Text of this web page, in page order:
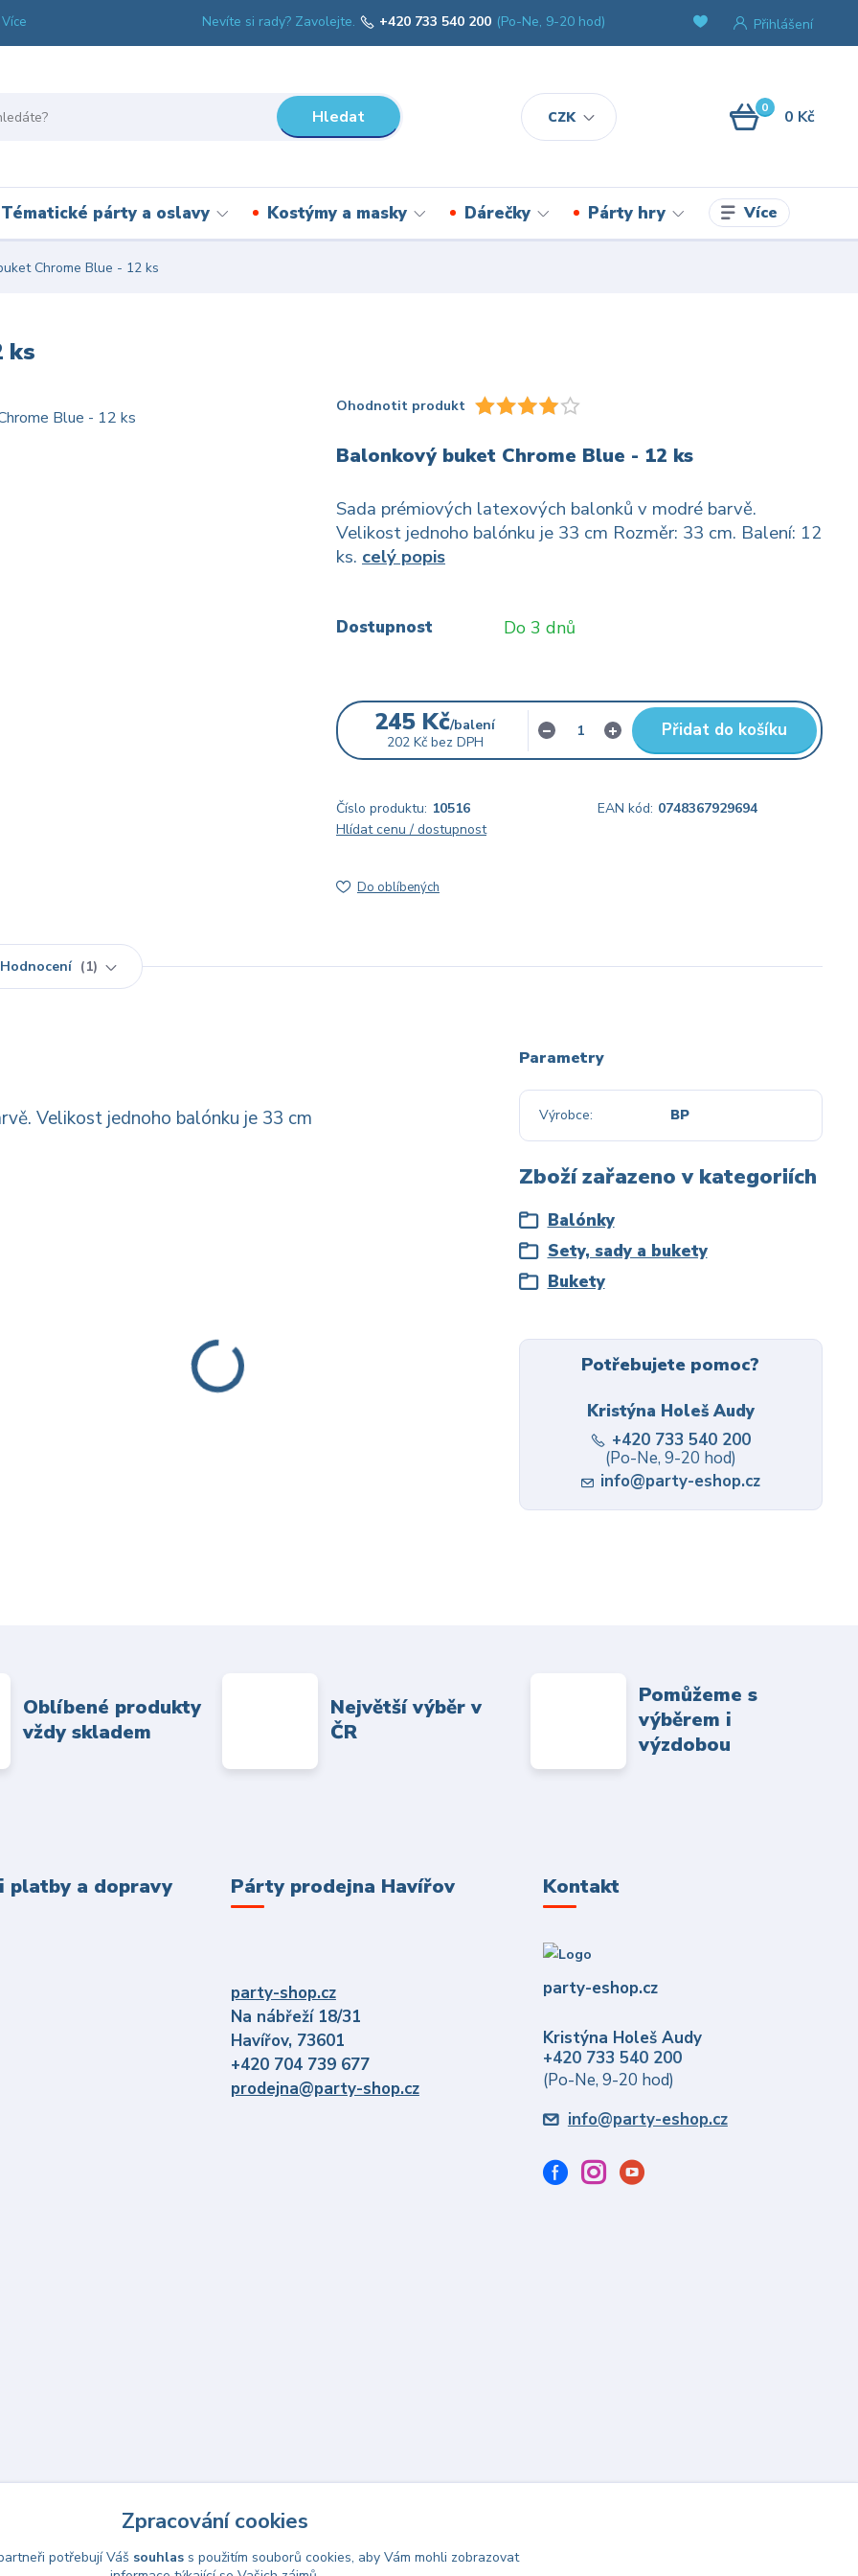
Více
CZK
Přihlášení
Hledat
Nevíte si rady? Zavolejte. +420 733 540 200 (Po-Ne, 9-20 hod)
0 0 Kč
Tématické párty a oslavy Kostýmy a masky Dárečky Párty hry Více
Chrome Blue - 12 ks
ks
Ohodnotit produkt
Balonkový buket Chrome Blue - 12 ks
Sada prémiových latexových balonků v modré barvě.
Velikost jednoho balónku je 33 cm Rozměr: 33 cm. Balení: 12
ks. celý popis
Dostupnost Do 3 dnů
245 Kč/balení
202 Kč bez DPH
Přidat do košíku
Číslo produktu: 10516 EAN kód: 0748367929694
Hlídat cenu / dostupnost
Do oblíbených
Hodnocení 1
Velikost jednoho balónku je 33 cm
Parametry
Výrobce BP
Zboží zařazeno v kategoriích
Balónky
Sety, sady a bukety
Bukety
Potřebujete pomoc?
Kristýna Holeš Audy
+420 733 540 200
(Po-Ne, 9-20 hod)
info@party-eshop.cz
Oblíbené produkty
vždy skladem
Největší výběr v
ČR
Pomůžeme s
výběrem i
výzdobou
platby a dopravy Párty prodejna Havířov
party-shop.cz
Na nábřeží 18/31
Havířov, 73601
+420 704 739 677
prodejna@party-shop.cz
Kontakt
party-eshop.cz
Kristýna Holeš Audy
+420 733 540 200
(Po-Ne, 9-20 hod)
info@party-eshop.cz
Zpracování cookies
potřebují Váš souhlass použitím souborů cookies, aby Vám mohli zobrazovat